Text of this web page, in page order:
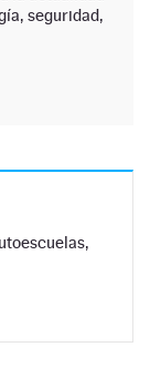
seguridad,